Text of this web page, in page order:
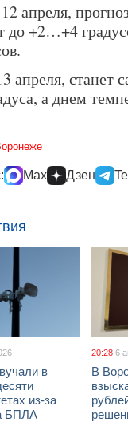
апреля,
до +2…+4
апреля,
а днем
Max Дзен
в
из-за
БПЛА
20:28 6
В